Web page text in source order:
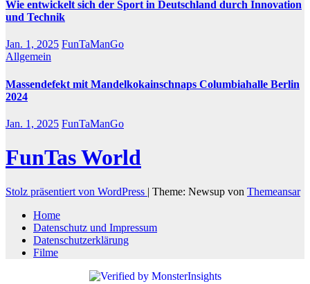
Wie entwickelt sich der Sport in Deutschland durch Innovation
und Technik
Jan. 1, 2025 FunTaManGo
Allgemein
Massendefekt mit Mandelkokainschnaps Columbiahalle Berlin
2024
Jan. 1, 2025 FunTaManGo
FunTas World
Stolz präsentiert von WordPress | Theme: Newsup von Themeansar
Home
Datenschutz und Impressum
Datenschutzerklärung
Filme